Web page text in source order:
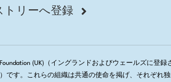
トリーへ登録
(UK)（イングランドおよびウェールズに登
です。これらの組織は共通の使命を掲げ、それぞ